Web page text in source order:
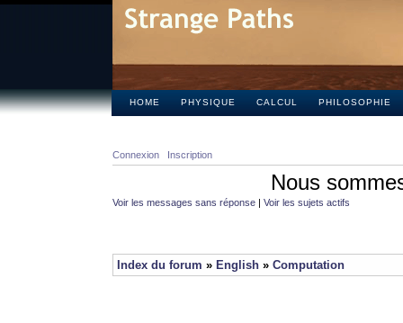
HOME PHYSIQUE CALCUL PHILOSOPHIE
Connexion Inscription
Nous
Voir les messages sans réponse | Voir les sujets actifs
Index du forum » English » Computation